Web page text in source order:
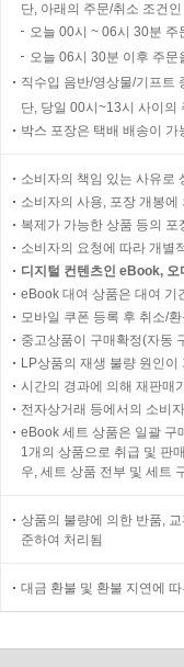
단, 아래의 주문/취소 조건
오늘 00시 ~ 06시 30분
오늘 06시 30분 이후 주
직수입 음반/영상물/기프트
단, 당일 00시~13시 사이의
박스 포장은 택배 배송이
소비자의 책임 있는 사유로
소비자의 사용, 포장 개봉
복제가 가능한 상품 등의
소비자의 요청에 따라 개별
디지털 컨텐츠인 eBook,
eBook 대여 상품은 대여 기
모바일 쿠폰 등록 후 취소/
중고상품이 구매확정(자동
LP상품의 재생 불량 원인
시간의 경과에 의해 재판매
전자상거래 등에서의 소비
eBook 세트 상품은 일괄 구
1개의 상품으로 취급 및 판
우, 세트 상품 전부 및 세트
상품의 불량에 의한 반품,
준하여 처리됨
대금 환불 및 환불 지연에